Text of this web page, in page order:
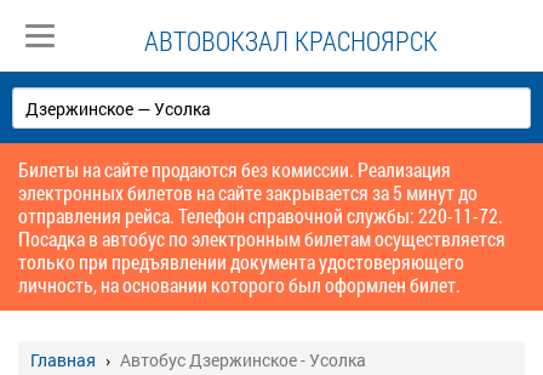
АВТОВОКЗАЛ КРАСНОЯРСК
Билеты на сайте продаются без комиссии. Реализация
электронных билетов на сайте закрывается за 5 минут до
отправления рейса. Телефон справочной службы: 220-11-72.
Посадка в автобус по электронным билетам осуществляется
только при предъявлении документа удостоверяющего
личность, на основании которого был оформлен билет.
Главная Автобус Дзержинское - Усолка